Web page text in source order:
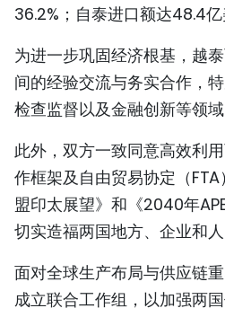
36.2%；自泰进口额达48.4亿
为进一步巩固经济根基，越
间的经验交流与务实合作，
检查监督以及金融创新等领域
此外，双方一致同意高效利
作框架及自由贸易协定（
盟印太展望》和《2040年
切实造福两国地方、企业和人
面对全球生产布局与供应链
成立联合工作组，以加强两